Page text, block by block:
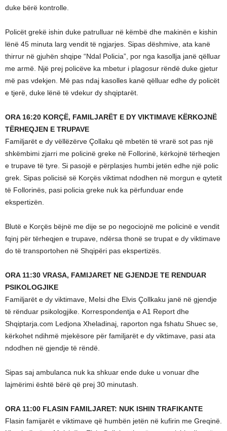
duke bërë kontrolle.
Policët grekë ishin duke patrulluar në këmbë dhe makinën e kishin
lënë 45 minuta larg vendit të ngjarjes. Sipas dëshmive, ata kanë
thirrur në gjuhën shqipe “Ndal Policia”, por nga kasollja janë qëlluar
me armë. Një prej policëve ka mbetur i plagosur rëndë duke gjetur
më pas vdekjen. Më pas ndaj kasolles kanë qëlluar edhe dy policët
e tjerë, duke lënë të vdekur dy shqiptarët.
ORA 16:20 KORÇË, FAMILJARËT E DY VIKTIMAVE KËRKOJNË
TËRHEQJEN E TRUPAVE
Familjarët e dy vëllëzërve Çollaku që mbetën të vrarë sot pas një
shkëmbimi zjarri me policinë greke në Follorinë, kërkojnë tërheqjen
e trupave të tyre. Si pasojë e përplasjes humbi jetën edhe një polic
grek. Sipas policisë së Korçës viktimat ndodhen në morgun e qytetit
të Follorinës, pasi policia greke nuk ka përfunduar ende
ekspertizën.
Blutë e Korçës bëjnë me dije se po negociojnë me policinë e vendit
fqinj për tërheqjen e trupave, ndërsa thonë se trupat e dy viktimave
do të transportohen në Shqipëri pas ekspertizës.
ORA 11:30 VRASA, FAMIJARET NE GJENDJE TE RENDUAR
PSIKOLOGJIKE
Familjarët e dy viktimave, Melsi dhe Elvis Çollkaku janë në gjendje
të rënduar psikologjike. Korrespondentja e A1 Report dhe
Shqiptarja.com Ledjona Xheladinaj, raporton nga fshatu Shuec se,
kërkohet ndihmë mjekësore për familjarët e dy viktimave, pasi ata
ndodhen në gjendje të rëndë.
Sipas saj ambulanca nuk ka shkuar ende duke u vonuar dhe
lajmërimi është bërë që prej 30 minutash.
ORA 11:00 FLASIN FAMILJARET: NUK ISHIN TRAFIKANTE
Flasin famijarët e viktimave që humbën jetën në kufirin me Greqinë.